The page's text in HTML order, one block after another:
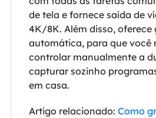
de tela e fornece saída de
4K/8K. Além disso, oferece
automática, para que você
controlar manualmente a
capturar sozinho
em casa.
Artigo relacionado: Como